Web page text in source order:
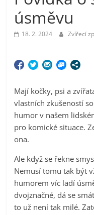
úsměvu
18. 2. 2024 Zvířecí
Mají kočky, psi a
vlastních zkušeností
humor v našem
pro komické situace.
ona.
Ale když se řekne
Nemusí tomu tak být
humorem víc ladí
dvojznačné, dá se
to už není tak milé.